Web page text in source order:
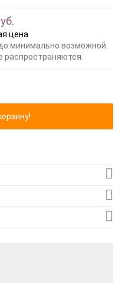
цена
минимально возможной.
распространяются.